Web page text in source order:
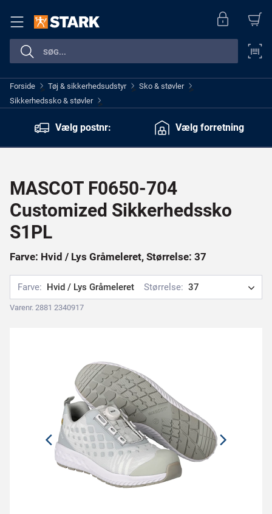
Forside > Tøj & sikkerhedsudstyr > Sko & støvler >
Sikkerhedssko & støvler >
Vælg postnr:
Vælg forretning
MASCOT F0650-704
Customized Sikkerhedssko
S1PL
Farve: Hvid / Lys Gråmeleret, Størrelse: 37
Farve: Hvid / Lys Gråmeleret Størrelse: 37
Varenr. 2881 2340917